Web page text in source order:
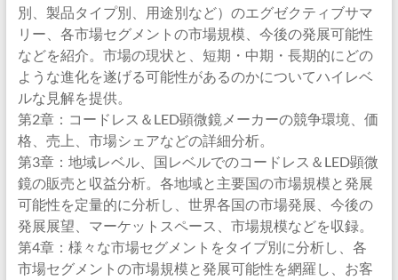
別、製品タイプ別、用途別など）のエグゼクティブサマ
リー、各市場セグメントの市場規模、今後の発展可能性
などを紹介。市場の現状と、短期・中期・長期的にどの
ような進化を遂げる可能性があるのかについてハイレベ
ルな見解を提供。
第2章：コードレス＆LED顕微鏡メーカーの競争環境、価
格、売上、市場シェアなどの詳細分析。
第3章：地域レベル、国レベルでのコードレス＆LED顕微
鏡の販売と収益分析。各地域と主要国の市場規模と発展
可能性を定量的に分析し、世界各国の市場発展、今後の
発展展望、マーケットスペース、市場規模などを収録。
第4章：様々な市場セグメントをタイプ別に分析し、各
市場セグメントの市場規模と発展可能性を網羅し、お客